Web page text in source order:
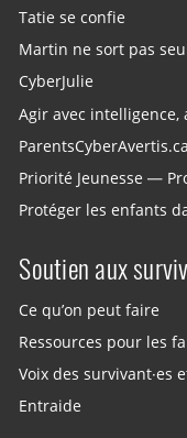
Tatie se confie
Martin ne sort pas
CyberJulie
Agir avec intelligence,
ParentsCyberAvertis.ca
Priorité Jeunesse —
Protéger les enfants
Soutien aux
Ce qu’on peut faire
Ressources pour les
Voix des survivant·es
Entraide